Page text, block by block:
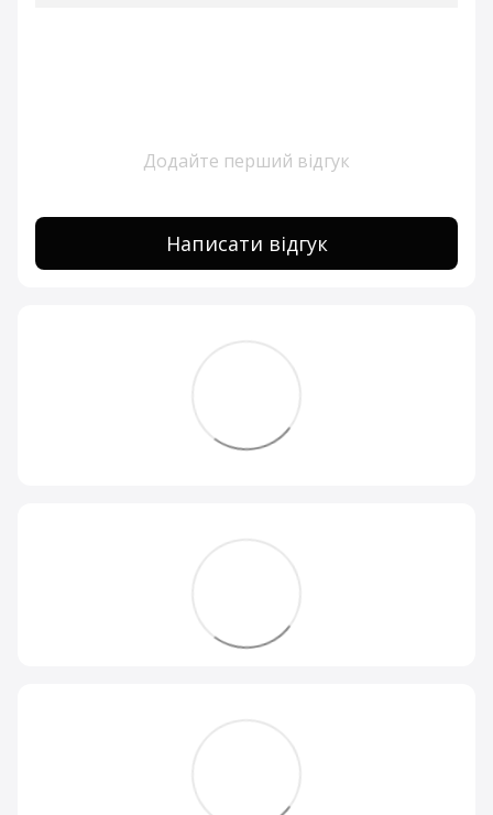
Додайте перший відгук
Написати відгук